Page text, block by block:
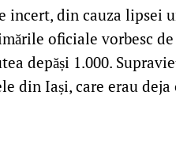
din cauza lipsei
oficiale vorbesc
depăși 1.000.
din Iași, care erau